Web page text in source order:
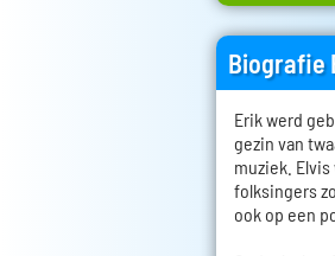
Biografie
Erik werd
gezin van
muziek.
folksingers
ook op een